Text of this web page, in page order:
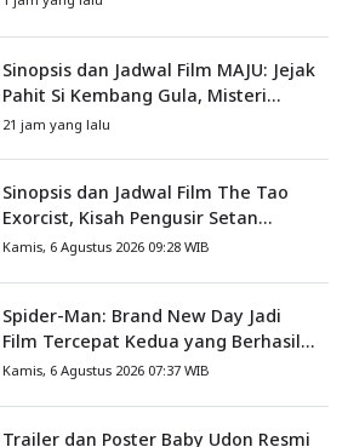
Sinopsis dan Jadwal Film MAJU: Jejak
Pahit Si Kembang Gula, Misteri
Hilangnya Bagas di Lokasi Jambore
21 jam yang lalu
Sinopsis dan Jadwal Film The Tao
Exorcist, Kisah Pengusir Setan
Melawan Kutukan Mematikan
Kamis, 6 Agustus 2026 09:28 WIB
Spider-Man: Brand New Day Jadi
Film Tercepat Kedua yang Berhasil
Tembus US$1 Miliar
Kamis, 6 Agustus 2026 07:37 WIB
Trailer dan Poster Baby Udon Resmi